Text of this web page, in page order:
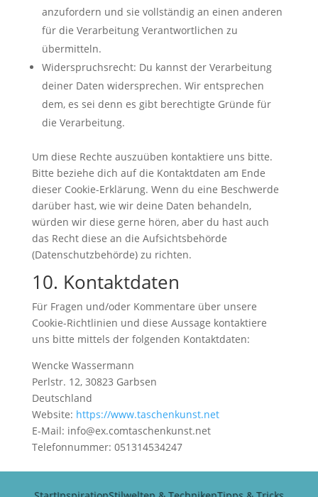
anzufordern und sie vollständig an einen anderen
für die Verarbeitung Verantwortlichen zu
übermitteln.
Widerspruchsrecht: Du kannst der Verarbeitung
deiner Daten widersprechen. Wir entsprechen
dem, es sei denn es gibt berechtigte Gründe für
die Verarbeitung.
Um diese Rechte auszuüben kontaktiere uns bitte.
Bitte beziehe dich auf die Kontaktdaten am Ende
dieser Cookie-Erklärung. Wenn du eine Beschwerde
darüber hast, wie wir deine Daten behandeln,
würden wir diese gerne hören, aber du hast auch
das Recht diese an die Aufsichtsbehörde
(Datenschutzbehörde) zu richten.
10. Kontaktdaten
Für Fragen und/oder Kommentare über unsere
Cookie-Richtlinien und diese Aussage kontaktiere
uns bitte mittels der folgenden Kontaktdaten:
Wencke Wassermann
Perlstr. 12, 30823 Garbsen
Deutschland
Website: https://www.taschenkunst.net
E-Mail: info@ex.comtaschenkunst.net
Telefonnummer: 051314534247